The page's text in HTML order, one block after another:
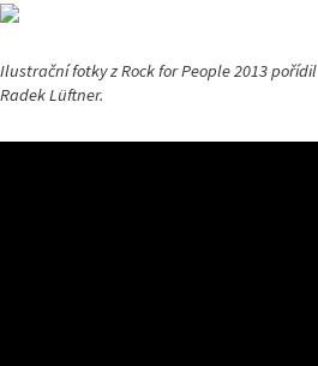
Ilustrační fotky z Rock for People 2013 pořídil
Radek Lüftner.